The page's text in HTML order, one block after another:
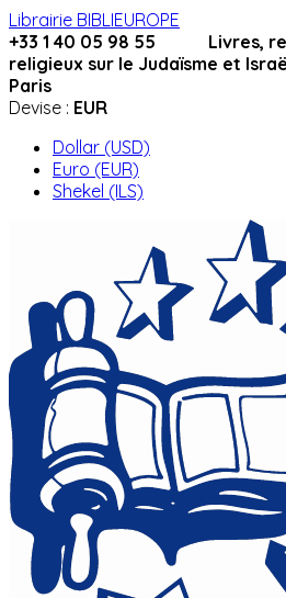
Librairie BIBLIEUROPE
+33 1 40 05 98 55 Livres,
religieux sur le Judaïsme et
Paris
Devise : EUR
Dollar (USD)
Euro (EUR)
Shekel (ILS)